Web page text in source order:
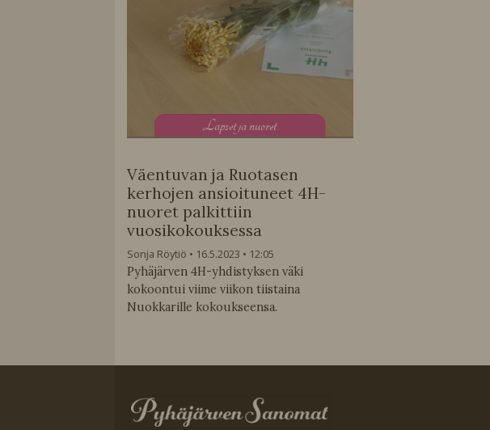
Lapset ja nuoret
Väentuvan ja Ruotasen
kerhojen ansioituneet 4H-
nuoret palkittiin
vuosikokouksessa
Sonja Röytiö 16.5.2023
12:05
Pyhäjärven 4H-yhdistyksen väki
kokoontui viime viikon tiistaina
Nuokkarille kokoukseensa.